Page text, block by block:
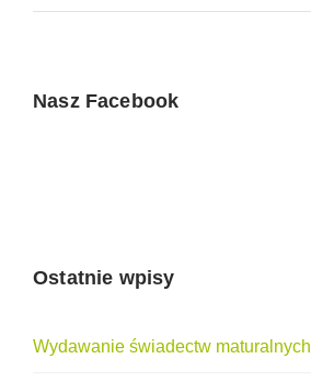
Nasz Facebook
Ostatnie wpisy
Wydawanie świadectw maturalnych